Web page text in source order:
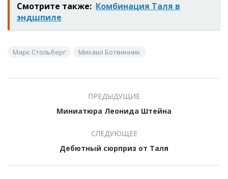
Смотрите также: Комбинация Таля в
эндшпиле
Марк Стольберг Михаил Ботвинник
ПРЕДЫДУЩИЕ
Миниатюра Леонида Штейна
СЛЕДУЮЩЕЕ
Дебютный сюрприз от Таля